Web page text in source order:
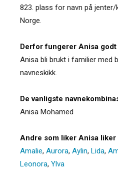
823. plass for navn på jenter/
Norge.
Derfor fungerer Anisa godt
Anisa bli brukt i familier med
navneskikk.
De vanligste
Anisa Mohamed
Andre som liker Anisa liker
Amalie, Aurora, Aylin, Lida,
Leonora, Ylva